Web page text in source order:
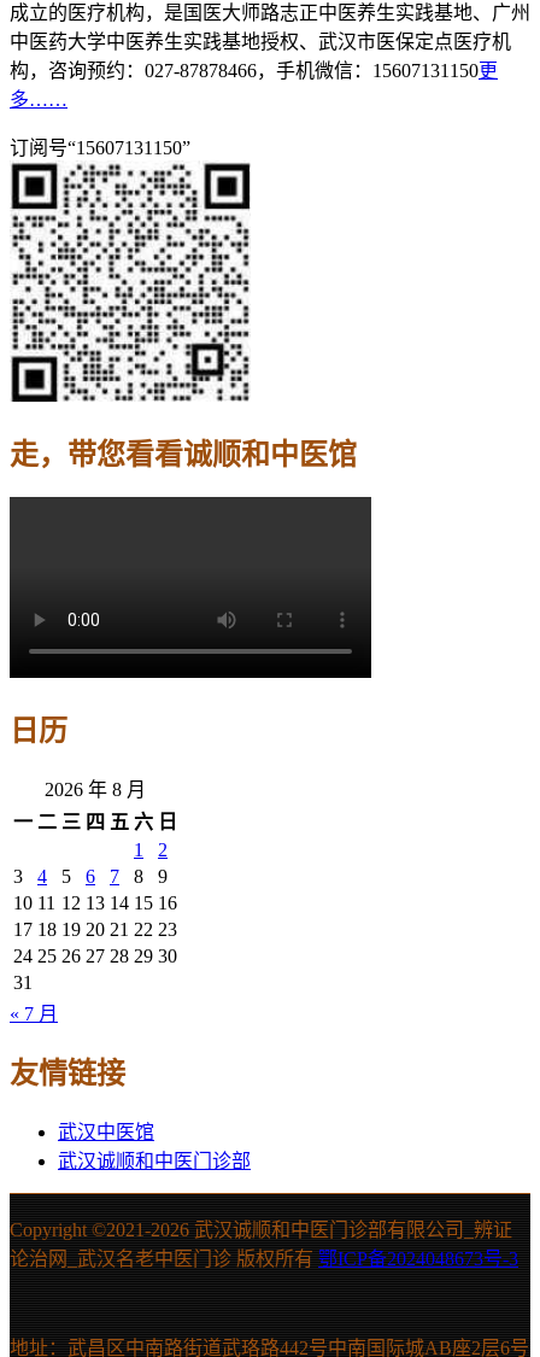
成立的医疗机构，是国医大师路志正中医养生实践基地、广州
中医药大学中医养生实践基地授权、武汉市医保定点医疗机
构，咨询预约：027-87878466，手机微信：15607131150更
多……
订阅号“15607131150”
走，带您看看诚顺和中医馆
日历
2026 年 8 月
一 二 三 四 五 六 日
1
2
3
4 5 6 7 8
9
10 11 12 13 14 15 16
17 18 19 20 21 22 23
24 25 26 27 28 29 30
31
« 7 月
友情链接
武汉中医馆
武汉诚顺和中医门诊部
Copyright ©2021-2026 武汉诚顺和中医门诊部有限公司_辨证
论治网_武汉名老中医门诊 版权所有 鄂ICP备2024048673号-3
地址：武昌区中南路街道武珞路442号中南国际城AB座2层6号